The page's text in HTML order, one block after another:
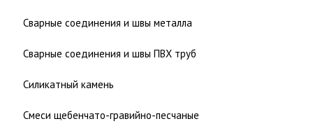
Сварные соединения и швы металла
Сварные соединения и швы ПВХ труб
Силикатный камень
Смеси щебенчато-гравийно-песчаные